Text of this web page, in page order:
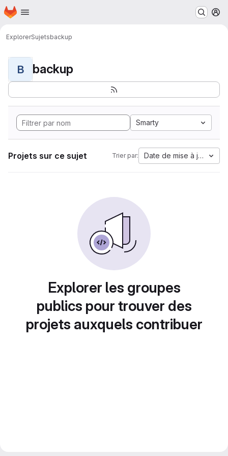
Passer au contenu principal
Page d'accueil
ExplorerSujetsbackup
B backup
Smarty
Projets sur ce sujet Trier par: Date de mise à jour
Explorer les groupes
publics pour trouver des
projets auxquels contribuer